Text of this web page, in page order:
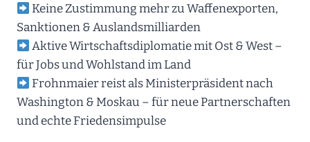
Keine Zustimmung mehr zu Waffenexporten,
Sanktionen & Auslandsmilliarden
Aktive Wirtschaftsdiplomatie mit Ost & West –
für Jobs und Wohlstand im Land
Frohnmaier reist als Ministerpräsident nach
Washington & Moskau – für neue Partnerschaften
und echte Friedensimpulse